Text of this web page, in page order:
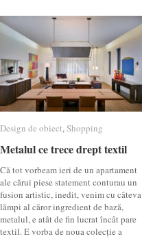
Design de obiect,Shopping
Metalul ce trece drept textil
Că tot vorbeam ieri de un apartament
ale cărui piese statement conturau un
fusion artistic, inedit, venim cu câteva
lămpi al căror ingredient de bază,
metalul, e atât de fin lucrat încât pare
textil. E vorba de noua colecție a
Design de obiect Shopping
Metalul ce trece drept textil